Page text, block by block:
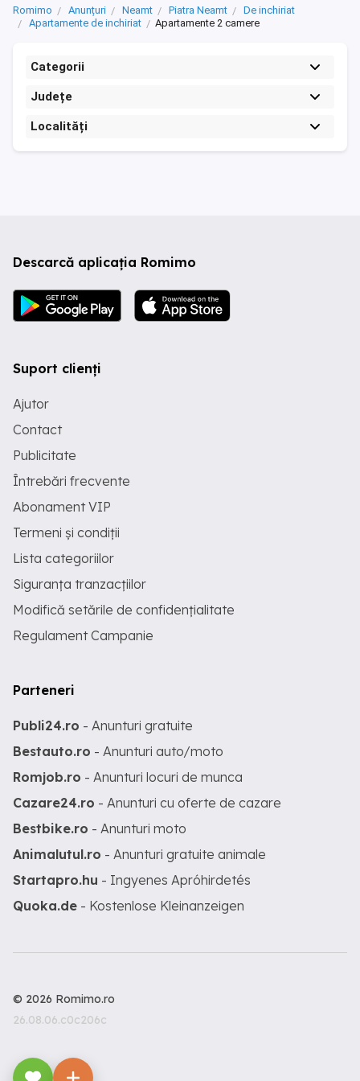
Romimo Anunțuri Neamt Piatra Neamt
De inchiriat
Apartamente de inchiriat
Apartamente 2 camere
Categorii
Județe
Localități
Descarcă aplicația Romimo
Suport clienți
Ajutor
Contact
Publicitate
Întrebări frecvente
Abonament VIP
Termeni și condiții
Lista categoriilor
Siguranța tranzacțiilor
Modifică setările de confidențialitate
Regulament Campanie
Parteneri
Publi24.ro - Anunturi gratuite
Bestauto.ro - Anunturi auto/moto
Romjob.ro - Anunturi locuri de munca
Cazare24.ro - Anunturi cu oferte de cazare
Bestbike.ro - Anunturi moto
Animalutul.ro - Anunturi gratuite animale
Startapro.hu - Ingyenes Apróhirdetés
Quoka.de - Kostenlose Kleinanzeigen
© 2026 Romimo.ro
26.08.06.c0c206c